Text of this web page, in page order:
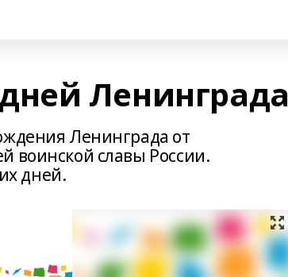
Ленинграда
Ленинграда от
воинской славы России.
дней.